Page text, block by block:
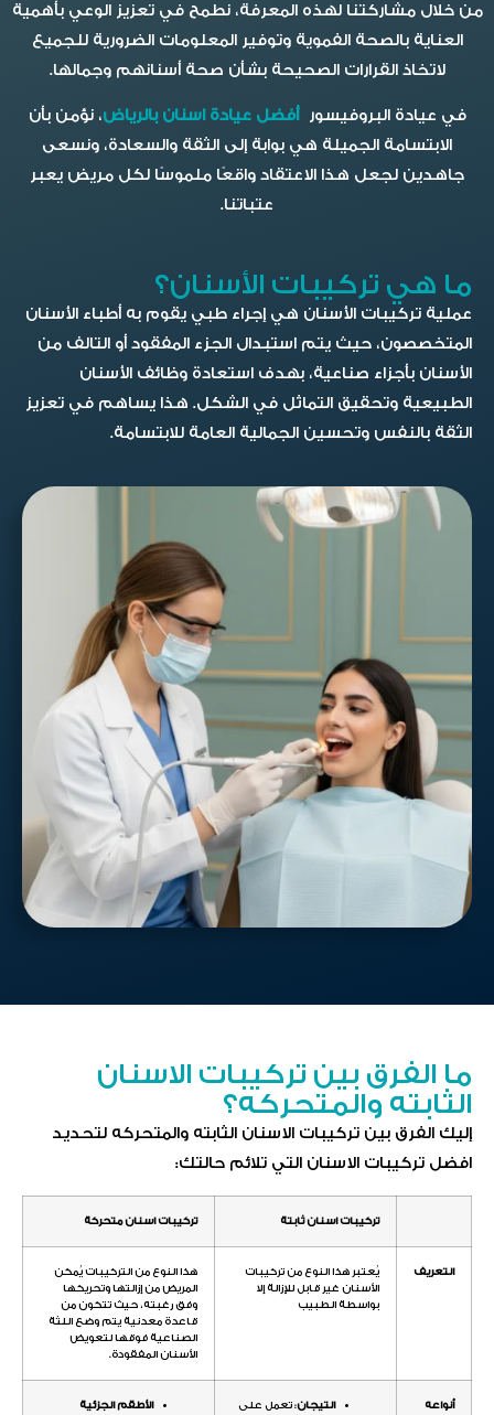
من خلال مشاركتنا لهذه المعرفة، نطمح في تعزيز الوعي بأهمية
العناية بالصحة الفموية وتوفير المعلومات الضرورية للجميع
لاتخاذ القرارات الصحيحة بشأن صحة أسنانهم وجمالها.
في عيادة البروفيسورأفضل عيادة اسنان بالرياض، نؤمن بأن
الابتسامة الجميلة هي بوابة إلى الثقة والسعادة، ونسعى
جاهدين لجعل هذا الاعتقاد واقعًا ملموسًا لكل مريض يعبر
عتباتنا.
ما هي تركيبات الأسنان؟
عملية تركيبات الأسنان هي إجراء طبي يقوم به أطباء الأسنان
المتخصصون، حيث يتم استبدال الجزء المفقود أو التالف من
الأسنان بأجزاء صناعية، بهدف استعادة وظائف الأسنان
الطبيعية وتحقيق التماثل في الشكل. هذا يساهم في تعزيز
الثقة بالنفس وتحسين الجمالية العامة للابتسامة.
ما الفرق بين تركيبات الاسنان
الثابته والمتحركه؟
إليك الفرق بين تركيبات الاسنان الثابته والمتحركه لتحديد
افضل تركيبات الاسنان التي تلائم حالتك:
تركيبات اسنان ثابتة تركيبات اسنان متحركة
التعريف
يُعتبر هذا النوع من تركيبات
الأسنان غير قابل للإزالة إلا
بواسطة الطبيب
هذا النوع من التركيبات يُمكن
المريض من إزالتها وتحريكها
وفق رغبته، حيث تتكون من
قاعدة معدنية يتم وضع اللثة
الصناعية فوقها لتعويض
الأسنان المفقودة.
أنواعه التيجان: تعمل على
الأطقم الجزئية